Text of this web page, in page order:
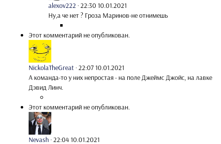
alexov222 ·22:30 10.01.2021
Ну,а че нет ? Гроза Маринов-не отнимешь
Этот комментарий не опубликован.
NickolaTheGreat ·22:07 10.01.2021
А команда-то у них непростая - на поле Джеймс Джойс, на лавке
Дэвид Линч.
Этот комментарий не опубликован.
Nevash ·22:04 10.01.2021